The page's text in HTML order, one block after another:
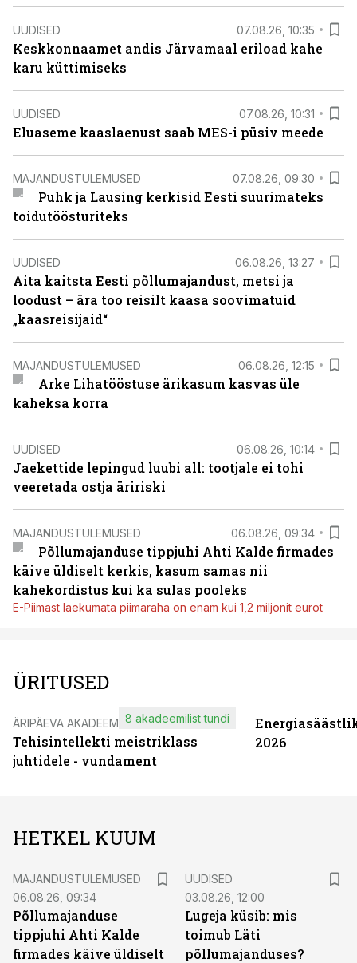
UUDISED 07.08.26, 10:35
Keskkonnaamet andis Järvamaal eriload kahe
karu küttimiseks
UUDISED 07.08.26, 10:31
Eluaseme kaaslaenust saab MES-i püsiv meede
MAJANDUSTULEMUSED 07.08.26, 09:30
Puhk ja Lausing kerkisid Eesti suurimateks
toidutöösturiteks
UUDISED 06.08.26, 13:27
Aita kaitsta Eesti põllumajandust, metsi ja
loodust – ära too reisilt kaasa soovimatuid
„kaasreisijaid“
MAJANDUSTULEMUSED 06.08.26, 12:15
Arke Lihatööstuse ärikasum kasvas üle
kaheksa korra
UUDISED 06.08.26, 10:14
Jaekettide lepingud luubi all: tootjale ei tohi
veeretada ostja äririski
MAJANDUSTULEMUSED 06.08.26, 09:34
Põllumajanduse tippjuhi Ahti Kalde firmades
käive üldiselt kerkis, kasum samas nii
kahekordistus kui ka sulas pooleks
E-Piimast laekumata piimaraha on enam kui 1,2 miljonit eurot
ÜRITUSED
ÄRIPÄEVA AKADEEMIA
Tehisintellekti meistriklass
juhtidele - vundament
8 akadeemilist tundi
2026
HETKEL KUUM
MAJANDUSTULEMUSED
06.08.26, 09:34
Põllumajanduse
tippjuhi Ahti Kalde
firmades käive üldiselt
UUDISED
03.08.26, 12:00
Lugeja küsib: mis
toimub Läti
põllumajanduses?